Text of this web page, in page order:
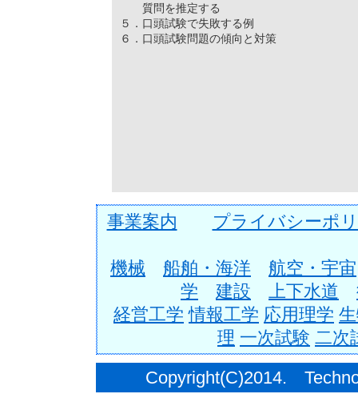
質問を推定する
５．口頭試験で失敗する例
６．口頭試験問題の傾向と対策
事業案内 プライバシーポ
機械 船舶・海洋
航空・宇宙
学
建設 上下水道
経営工学 情報工学 応用理学
理 一次試験 二次
Copyright(C)2014.